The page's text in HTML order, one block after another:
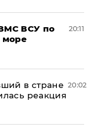
ВСУ по
море
20:11
в стране
реакция
20:02